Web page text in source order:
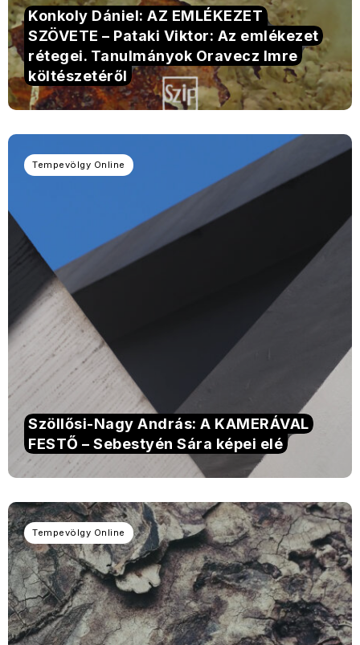
Konkoly Dániel: AZ EMLÉKEZET
SZÖVETE – Pataki Viktor: Az emlékezet
rétegei. Tanulmányok Oravecz Imre
költészetéről
Tempevölgy Online
Szöllősi-Nagy András: A KAMERÁVAL
FESTŐ – Sebestyén Sára képei elé
Tempevölgy Online